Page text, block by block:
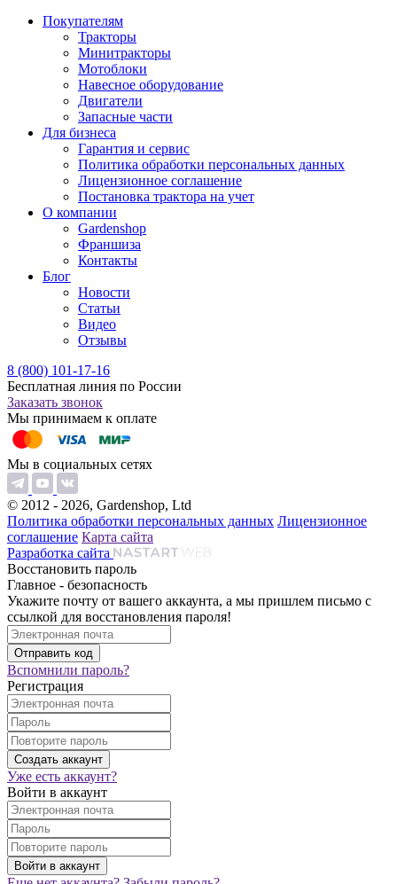
Покупателям
Тракторы
Минитракторы
Мотоблоки
Навесное оборудование
Двигатели
Запасные части
Для бизнеса
Гарантия и сервис
Политика обработки персональных данных
Лицензионное соглашение
Постановка трактора на учет
О компании
Gardenshop
Франшиза
Контакты
Блог
Новости
Статьи
Видео
Отзывы
8 (800) 101-17-16
Бесплатная линия по России
Заказать звонок
Мы принимаем к оплате
Мы в социальных сетях
© 2012 - 2026, Gardenshop, Ltd
Политика обработки персональных данных Лицензионное
соглашение Карта сайта
Разработка сайта
Восстановить пароль
Главное - безопасность
Укажите почту от вашего аккаунта, а мы пришлем письмо с
ссылкой для восстановления пароля!
Вспомнили пароль?
Регистрация
Уже есть аккаунт?
Войти в аккаунт